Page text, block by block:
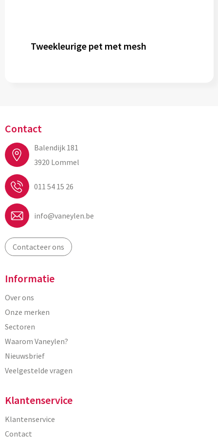
Tweekleurige pet met mesh
Contact
Balendijk 181
3920 Lommel
011 54 15 26
info@vaneylen.be
Contacteer ons
Informatie
Over ons
Onze merken
Sectoren
Waarom Vaneylen?
Nieuwsbrief
Veelgestelde vragen
Klantenservice
Klantenservice
Contact